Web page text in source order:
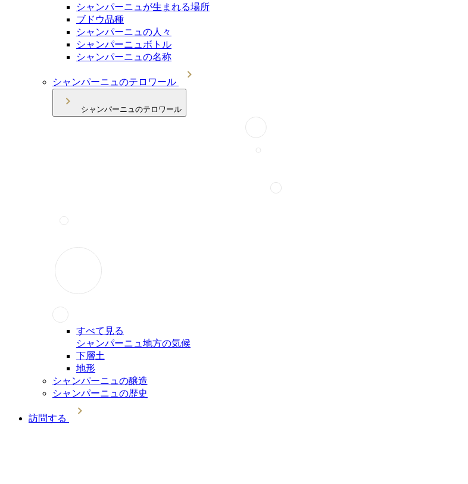
シャンパーニュが生まれる場所
ブドウ品種
シャンパーニュの人々
シャンパーニュボトル
シャンパーニュの名称
シャンパーニュのテロワール
シャンパーニュのテロワール
すべて見る
シャンパーニュ地方の気候
下層土
地形
シャンパーニュの醸造
シャンパーニュの歴史
訪問する